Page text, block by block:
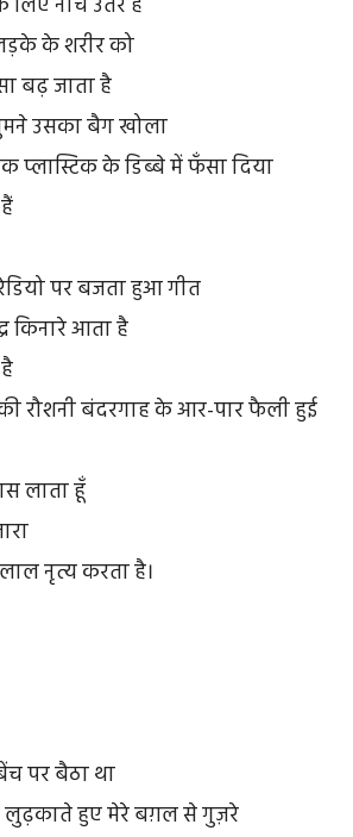
के शरीर को
बढ़ जाता है
उसका बैग खोला
प्लास्टिक के डिब्बे में फँसा दिया
पर बजता हुआ गीत
किनारे आता है
रौशनी बंदरगाह के आर-पार फैली हुई
लाता हूँ
नृत्य करता है।
पर बैठा था
हुए मेरे बग़ल से गुज़रे